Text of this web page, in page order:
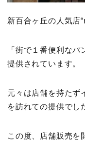
新百合ヶ丘の人気店
「街で１番便利な
提供されています。
元々は店舗を持たず
を訪れての提供でし
この度、店舗販売を